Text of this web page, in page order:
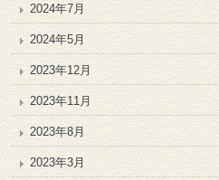
2024年7月
2024年5月
2023年12月
2023年11月
2023年8月
2023年3月